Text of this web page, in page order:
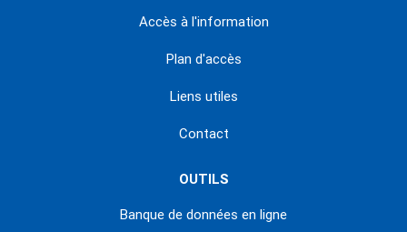
StatistiqueAccès à l'information
Plan d'accès
Liens utiles
Contact
OUTILS
Banque de données en ligne